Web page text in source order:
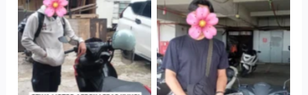
Cabang Jakarta
Barat
Cityplaza
Jatinegara Gedung
Parkir P6A